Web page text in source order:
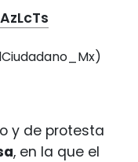
y de protesta
, en la que el